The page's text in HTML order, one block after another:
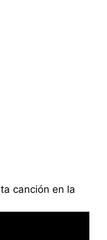
canción en la